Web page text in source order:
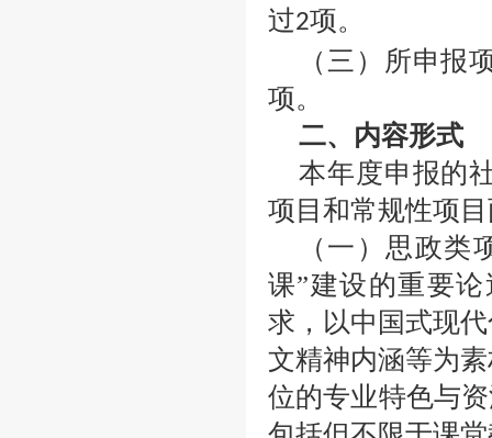
过2项。
（三）所申报
项。
二、内容形式
本年度申报的
项目和常规性项
（一）思政
课”建设的重要
求，以中国式现
文精神内涵等为
位的专业特色与